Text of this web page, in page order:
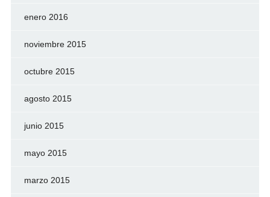
enero 2016
noviembre 2015
octubre 2015
agosto 2015
junio 2015
mayo 2015
marzo 2015